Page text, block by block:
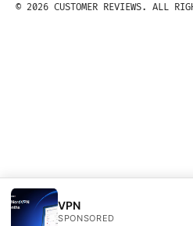
VPN
SPONSORED
© 2026 CUSTOMER REVIEWS. ALL